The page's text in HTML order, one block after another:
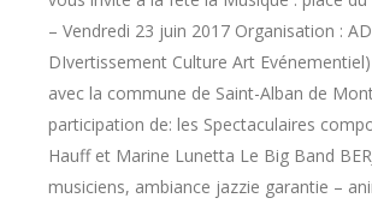
– Vendredi 23 juin 2017 Organisation :
DIvertissement Culture Art
avec la commune de Saint-Alban de
participation de: les Spectaculaires
Hauff et Marine Lunetta Le Big Band
musiciens, ambiance jazzie garantie –